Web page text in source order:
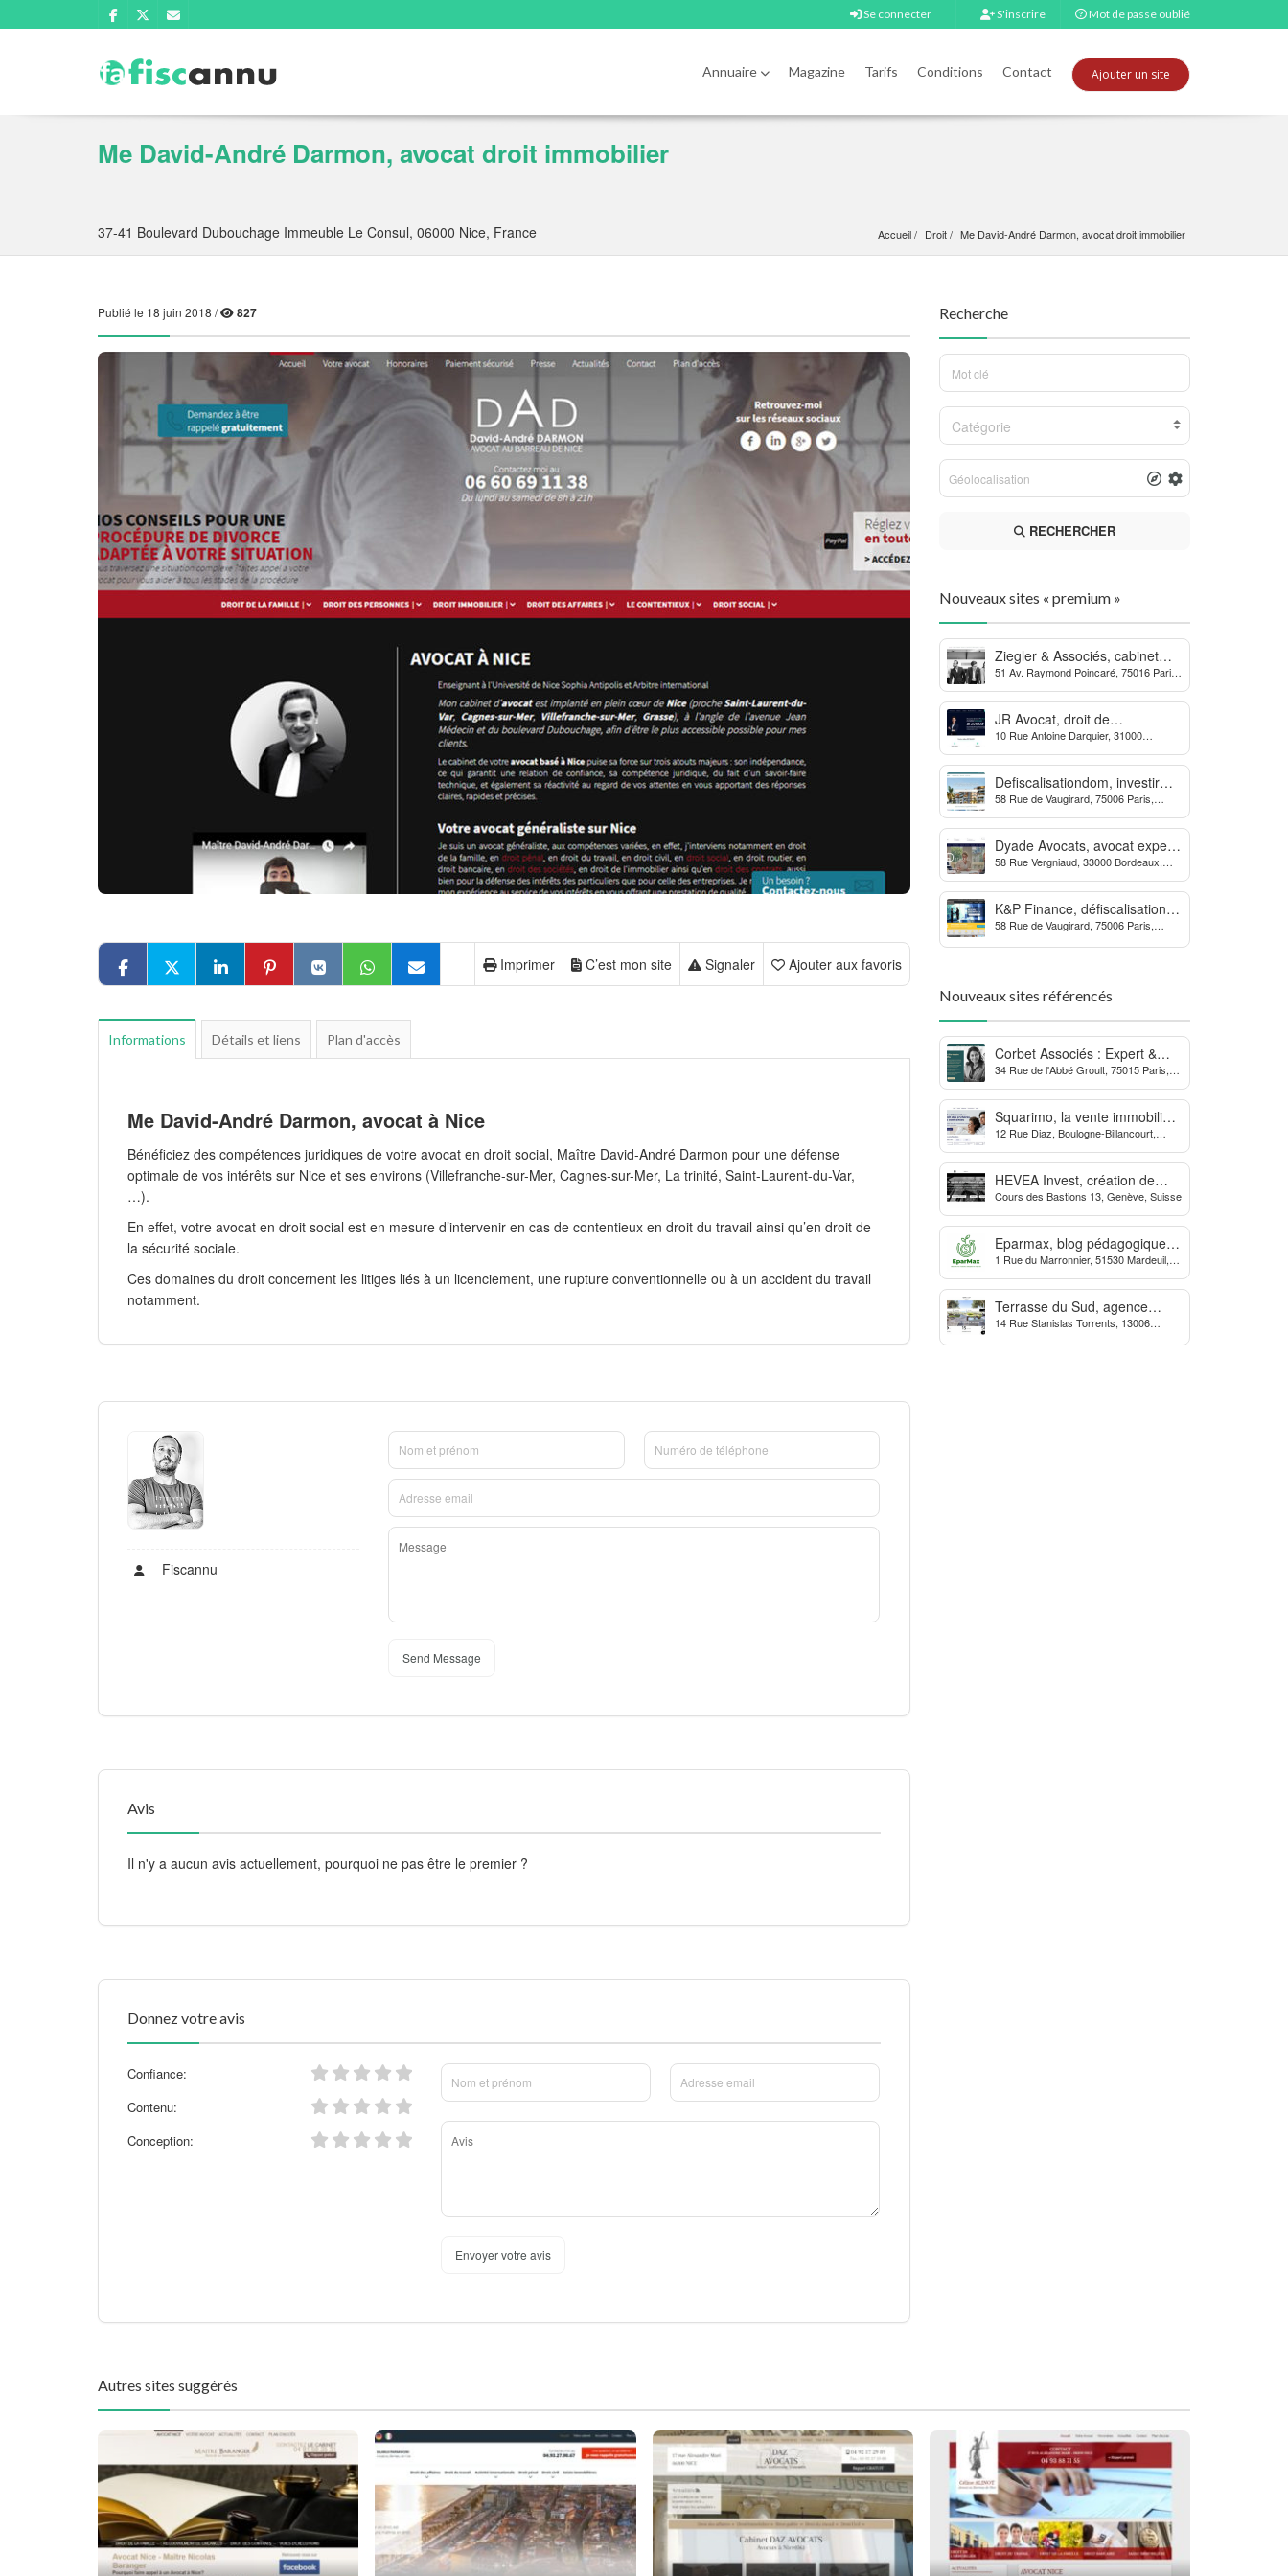
Se connecter S'inscrire Mot de passe oublié
Annuaire Magazine Tarifs Conditions Contact Ajouter un site
Me David-André Darmon, avocat droit immobilier
37-41 Boulevard Dubouchage Immeuble Le Consul, 06000 Nice, France Accueil Droit Me David-André Darmon, avocat droit immobilier
Publié le 18 juin 2018 / 827
Ajouter aux favoris
Signaler
C’est mon site
Imprimer
Informations Détails et liens Plan d'accès
Me David-André Darmon, avocat à Nice
Bénéficiez des compétences juridiques de votre avocat en droit social, Maître David-André Darmon pour une défense
optimale de vos intérêts sur Nice et ses environs (Villefranche-sur-Mer, Cagnes-sur-Mer, La trinité, Saint-Laurent-du-Var,
…).
En effet, votre avocat en droit social est en mesure d’intervenir en cas de contentieux en droit du travail ainsi qu’en droit de
la sécurité sociale.
Ces domaines du droit concernent les litiges liés à un licenciement, une rupture conventionnelle ou à un accident du travail
notamment.
Fiscannu
Send Message
Avis
Il n'y a aucun avis actuellement, pourquoi ne pas être le premier ?
Donnez votre avis
Confiance:
Contenu:
Conception:
Envoyer votre avis
Recherche
Catégorie
RECHERCHER
Nouveaux sites « premium »
Ziegler & Associés, cabinet
d’avocats en droit bancaire,
cryptomonnaie et escroqueries
financières
51 Av. Raymond Poincaré, 75016 Paris,
JR Avocat, droit de
l’environnement et de
l’urbanisme
10 Rue Antoine Darquier, 31000
Defiscalisationdom, investir
dans l’immobilier neuf Outre-
mer
58 Rue de Vaugirard, 75006 Paris,
Dyade Avocats, avocat expert
des procédures contre la
MDPH
58 Rue Vergniaud, 33000 Bordeaux,
K&P Finance, défiscalisation et
placements financiers
58 Rue de Vaugirard, 75006 Paris,
Nouveaux sites référencés
Corbet Associés : Expert &
Partenaire des Dirigeants
d’Entreprise
34 Rue de l'Abbé Groult, 75015 Paris,
Squarimo, la vente immobilière
interactive qui dynamise les
transactions
12 Rue Diaz, Boulogne-Billancourt,
HEVEA Invest, création de
société et domiciliation en
Suisse
Cours des Bastions 13, Genève, Suisse
Eparmax, blog pédagogique
sur les finances personnelles
1 Rue du Marronnier, 51530 Mardeuil,
Terrasse du Sud, agence
Immobilière à Marseille
14 Rue Stanislas Torrents, 13006
Autres sites suggérés